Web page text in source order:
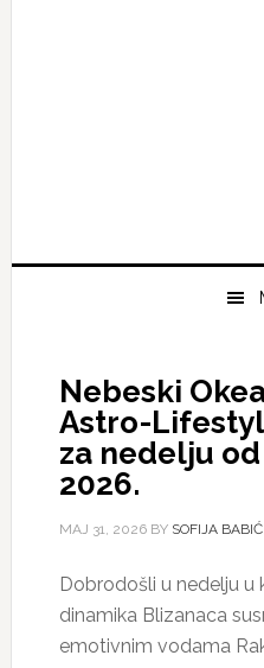
Nebeski
Astro-
za nedelju od
2026.
МАЈ 31, 2026BY SOFIJA BABIĆ
Dobrodošli u nedelju u
dinamika Blizanaca
emotivnim vodama